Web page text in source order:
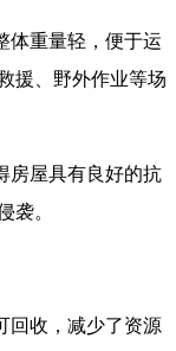
体重量轻，便于运
援、野外作业等场
房屋具有良好的抗
袭。
回收，减少了资源